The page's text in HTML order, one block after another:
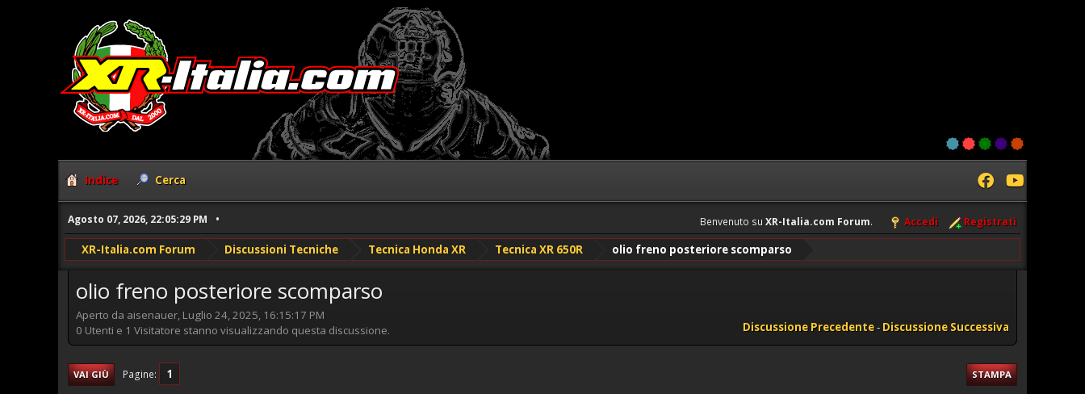
Indice Cerca
Agosto 07, 2026, 22:05:29 PM Benvenuto su XR-Italia.com Forum. Accedi Registrati
XR-Italia.com Forum Discussioni Tecniche Tecnica Honda XR Tecnica XR 650R olio freno posteriore scomparso
olio freno posteriore scomparso
Aperto da aisenauer, Luglio 24, 2025, 16:15:17 PM
Discussione Precedente- Discussione Successiva
0 Utenti e 1 Visitatore stanno visualizzando questa discussione.
STAMPA
VAI GIÙ Pagine 1